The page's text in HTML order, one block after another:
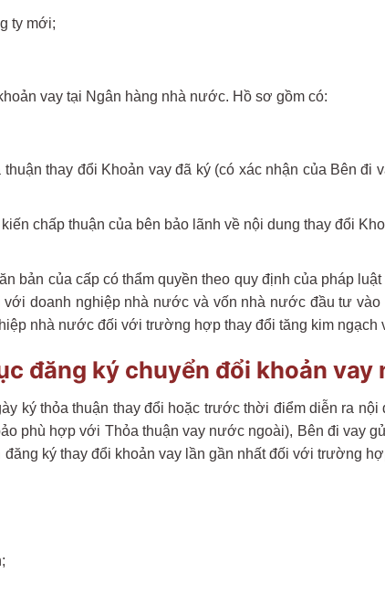
ty mới;
vay tại Ngân hàng nhà nước. Hồ sơ gồm có:
thay đổi Khoản vay đã ký (có xác nhận của Bên
chấp thuận của bên bảo lãnh về nội dung thay đổi
bản của cấp có thẩm quyền theo quy định của pháp
doanh nghiệp nhà nước và vốn nhà nước đầu tư
nhà nước đối với trường hợp thay đổi tăng kim ngạch
đăng ký chuyển đổi khoản
ký thỏa thuận thay đổi hoặc trước thời điểm diễn ra
phù hợp với Thỏa thuận vay nước ngoài), Bên đi vay
ký thay đổi khoản vay lần gần nhất đối với trường